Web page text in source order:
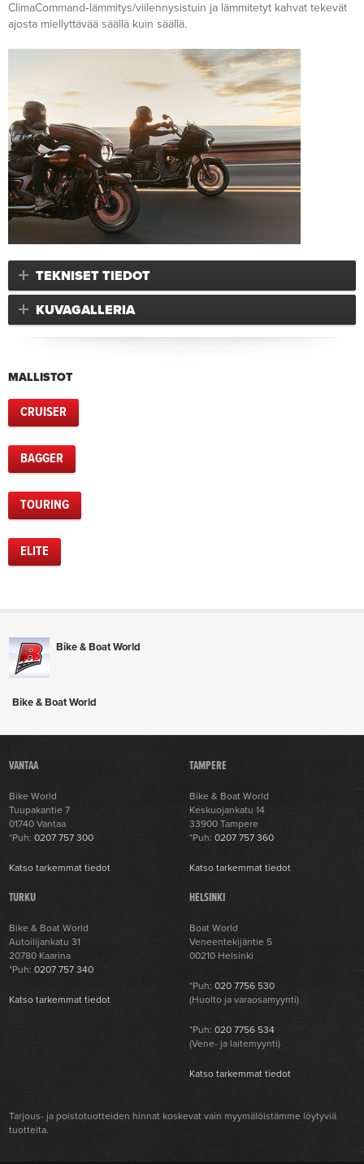
ClimaCommand‑lämmitys/viilennysistuin ja lämmitetyt kahvat tekevät
ajosta miellyttävää säällä kuin säällä.
TEKNISET TIEDOT
KUVAGALLERIA
MALLISTOT
CRUISER
BAGGER
TOURING
ELITE
Bike & Boat World
Bike & Boat World
VANTAA
Bike World
Tuupakantie 7
01740 Vantaa
*Puh:0207 757 300
Katso tarkemmat tiedot
TAMPERE
Bike & Boat World
Keskuojankatu 14
33900 Tampere
*Puh:0207 757 360
Katso tarkemmat tiedot
TURKU
Bike & Boat World
Autoilijankatu 31
20780 Kaarina
*Puh:0207 757 340
Katso tarkemmat tiedot
HELSINKI
Boat World
Veneentekijäntie 5
00210 Helsinki
*Puh:020 7756 530
(Huolto ja varaosamyynti)
*Puh:020 7756 534
(Vene- ja laitemyynti)
Katso tarkemmat tiedot
Tarjous- ja poistotuotteiden hinnat koskevat vain myymälöistämme löytyviä
tuotteita.